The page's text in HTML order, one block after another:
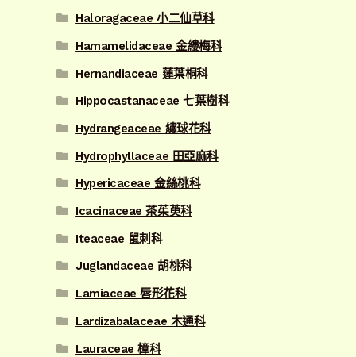
Haloragaceae 小二仙草科
Hamamelidaceae 金縷梅科
Hernandiaceae 蓮葉桐科
Hippocastanaceae 七葉樹科
Hydrangeaceae 繡球花科
Hydrophyllaceae 田亞麻科
Hypericaceae 金絲桃科
Icacinaceae 茶茱萸科
Iteaceae 鼠刺科
Juglandaceae 胡桃科
Lamiaceae 唇形花科
Lardizabalaceae 木通科
Lauraceae 樟科